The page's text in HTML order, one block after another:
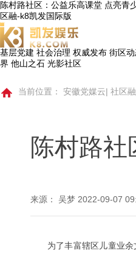
陈村路社区：公益乐高课堂 点亮
区融-k8凯发国际版
基层党建 社会治理 权威发布 街区
界 他山之石 光影社区
当前位置： 安徽党媒云| 社区融
陈村路
来源： 吴梦 2022-09-07
为了丰富辖区儿童业